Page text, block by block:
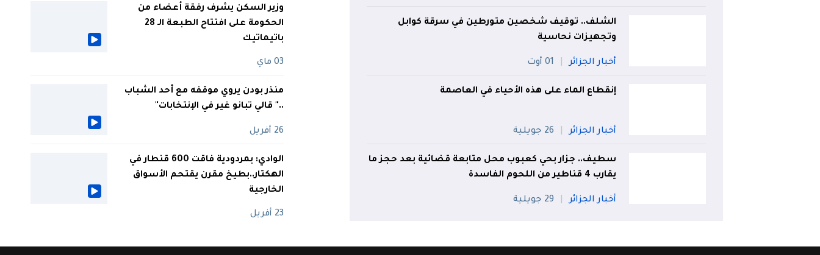
الشلف.. توقيف شخصين متورطين في سرقة كوابل
وتجهيزات نحاسية
أخبار الجزائر 01 أوت
إنقطاع الماء على هذه الأحياء في العاصمة
أخبار الجزائر 26 جويلية
سطيف.. جزار بحي كعبوب محل متابعة قضائية بعد حجز ما
يقارب 4 قناطير من اللحوم الفاسدة
أخبار الجزائر 29 جويلية
وزير السكن يشرف رفقة أعضاء من
الحكومة على افتتاح الطبعة الـ 28
باتيماتيك
03 ماي
منذر بودن يروي موقفه مع أحد الشباب
.." قالي تبانو غير في الإنتخابات"
26 أفريل
الوادي: بمردودية فاقت 600 قنطار في
الهكتار..بطيخ مقرن يقتحم الأسواق
الخارجية
23 أفريل